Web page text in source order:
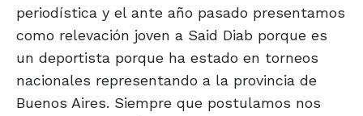
periodística y el ante año pasado presentamos
como relevación joven a Said Diab porque es
un deportista porque ha estado en torneos
nacionales representando a la provincia de
Buenos Aires. Siempre que postulamos nos